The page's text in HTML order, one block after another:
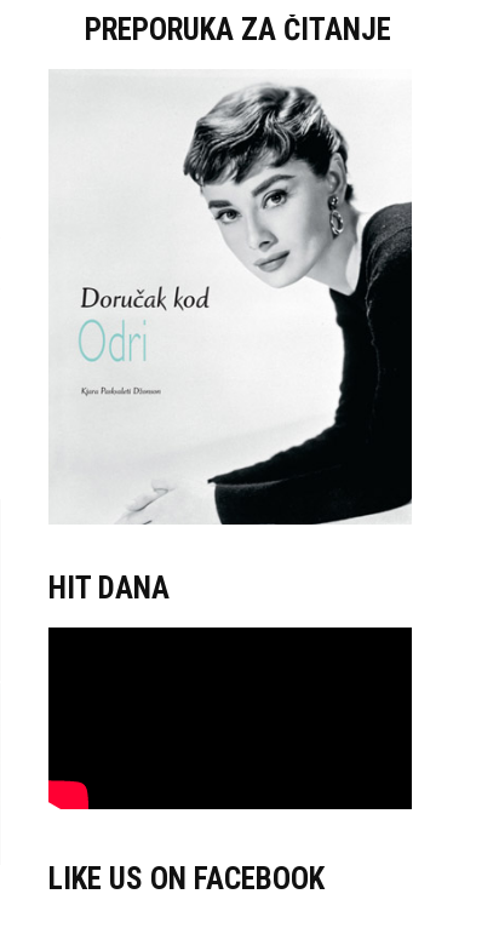
PREPORUKA ZA ČITANJE
HIT DANA
LIKE US ON FACEBOOK